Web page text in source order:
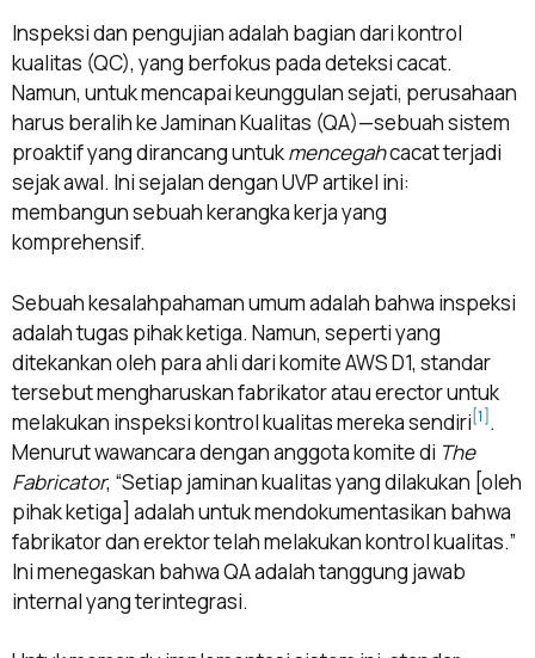
Inspeksi dan pengujian adalah bagian dari kontrol
kualitas (QC), yang berfokus pada deteksi cacat.
Namun, untuk mencapai keunggulan sejati, perusahaan
harus beralih ke Jaminan Kualitas (QA)—sebuah sistem
proaktif yang dirancang untukmencegahcacat terjadi
sejak awal. Ini sejalan dengan UVP artikel ini:
membangun sebuah kerangka kerja yang
komprehensif.
Sebuah kesalahpahaman umum adalah bahwa inspeksi
adalah tugas pihak ketiga. Namun, seperti yang
ditekankan oleh para ahli dari komite AWS D1, standar
tersebut mengharuskan fabrikator atau erector untuk
melakukan inspeksi kontrol kualitas mereka sendiri [1].
Menurut wawancara dengan anggota komite di The
Fabricator, “Setiap jaminan kualitas yang dilakukan [oleh
pihak ketiga] adalah untuk mendokumentasikan bahwa
fabrikator dan erektor telah melakukan kontrol kualitas.”
Ini menegaskan bahwa QA adalah tanggung jawab
internal yang terintegrasi.